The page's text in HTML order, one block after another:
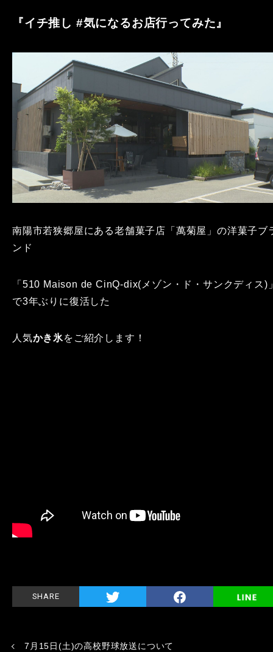
『イチ推し #気になるお店行ってみた』
南陽市若狭郷屋にある老舗菓子店「萬菊屋」の洋菓子ブ
ンド
「510 Maison de CinQ-dix(メゾン・ド・サンクディス)
で3年ぶりに復活した
人気かき氷をご紹介します！
SHARE
7月15日(土)の高校野球放送について